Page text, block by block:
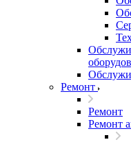
Ремонт
Ремонт
Ремонт